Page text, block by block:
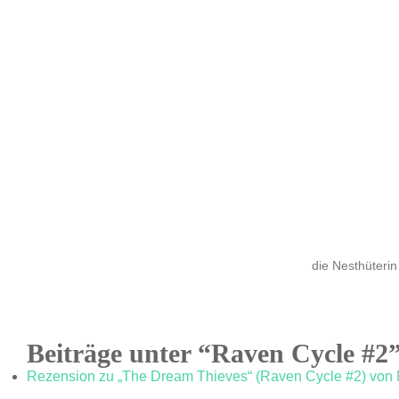
die Nesthüterin
Beiträge unter “Raven Cycle
Rezension zu „The Dream Thieves“ (Raven Cycle #2) von